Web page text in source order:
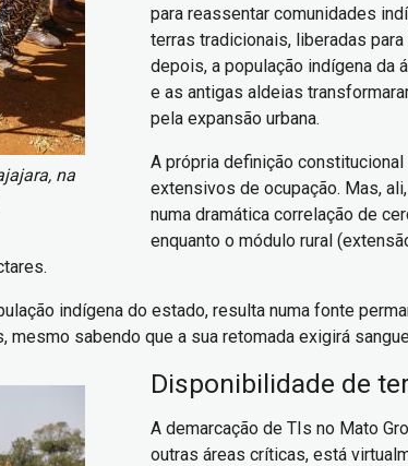
na
para reassentar comunidades
terras tradicionais, liberadas
depois, a população indígena da
e as antigas aldeias
pela expansão urbana.
A própria definição
extensivos de ocupação. Mas,
numa dramática correlação de
enquanto o módulo rural
indígena do estado, resulta numa fonte
sabendo que a sua retomada exigirá
Disponibilidade de
A demarcação de TIs no Mato
outras áreas críticas, está